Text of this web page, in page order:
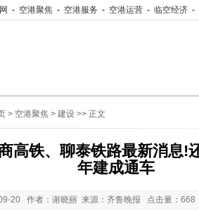
- 空港聚焦 - 空港服务 - 空港运营 - 临空经济 -
> 空港聚焦 > 建设 >> 正文
高铁、聊泰铁路最新消息!
年建成通车
20 作者：谢晓丽 来源：齐鲁晚报 点击量：